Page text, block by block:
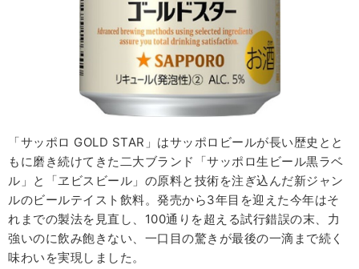
「サッポロ GOLD STAR」はサッポロビールが長い歴史とと
もに磨き続けてきた二大ブランド「サッポロ生ビール黒ラベ
ル」と「ヱビスビール」の原料と技術を注ぎ込んだ新ジャン
ルのビールテイスト飲料。発売から3年目を迎えた今年はそ
れまでの製法を見直し、100通りを超える試行錯誤の末、力
強いのに飲み飽きない、一口目の驚きが最後の一滴まで続く
味わいを実現しました。